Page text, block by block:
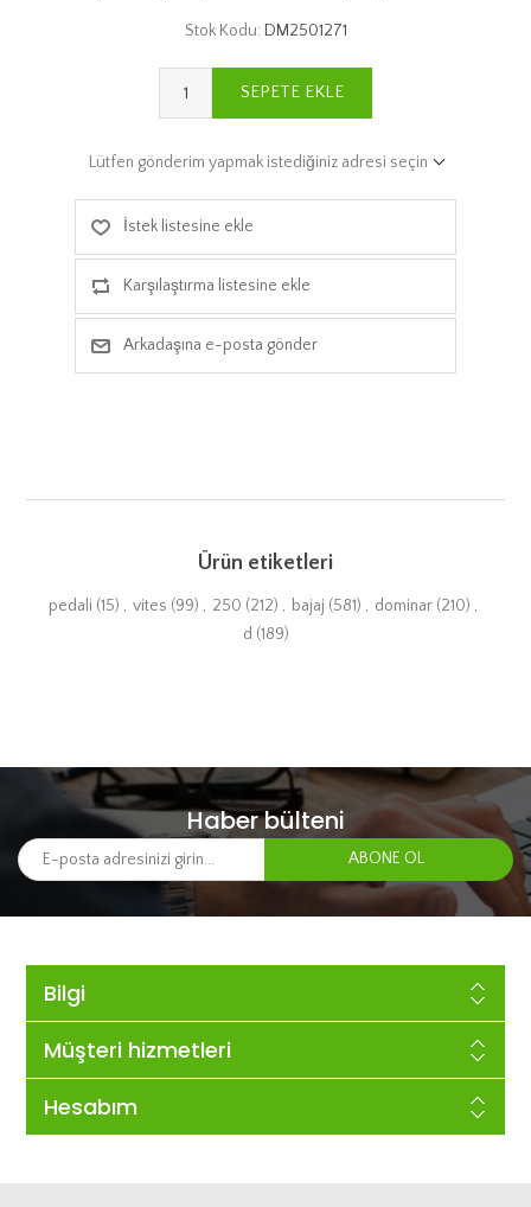
Stok Kodu: DM2501271
SEPETE EKLE
Lütfen gönderim yapmak istediğiniz adresi seçin
İstek listesine ekle
Karşılaştırma listesine ekle
Arkadaşına e-posta gönder
Ürün etiketleri
pedali (15) , vites (99) , 250 (212) , bajaj (581) , dominar (210) ,
d (189)
Haber bülteni
Bilgi
Müşteri hizmetleri
Hesabım